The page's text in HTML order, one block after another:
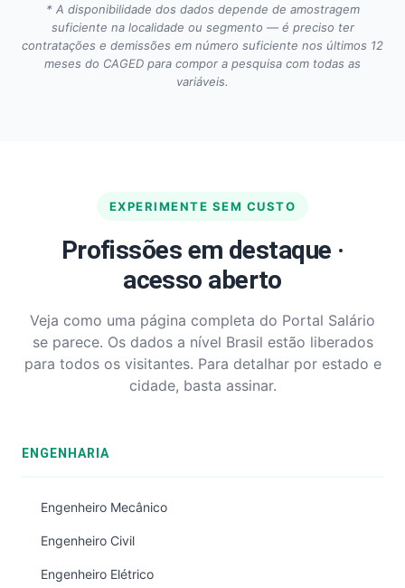
* A disponibilidade dos dados depende de amostragem
suficiente na localidade ou segmento — é preciso ter
contratações e demissões em número suficiente nos últimos 12
meses do CAGED para compor a pesquisa com todas as
variáveis.
EXPERIMENTE SEM CUSTO
Profissões em destaque ·
acesso aberto
Veja como uma página completa do Portal Salário
se parece. Os dados a nível Brasil estão liberados
para todos os visitantes. Para detalhar por estado e
cidade, basta assinar.
ENGENHARIA
Engenheiro Mecânico
Engenheiro Civil
Engenheiro Elétrico